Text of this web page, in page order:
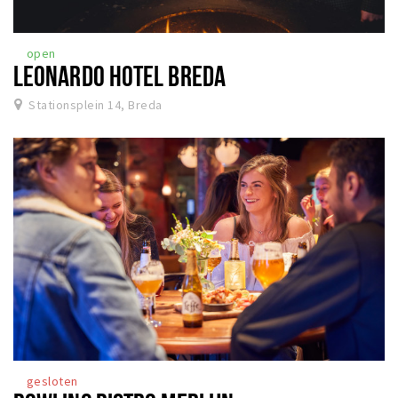
open
LEONARDO HOTEL BREDA
Stationsplein 14, Breda
gesloten